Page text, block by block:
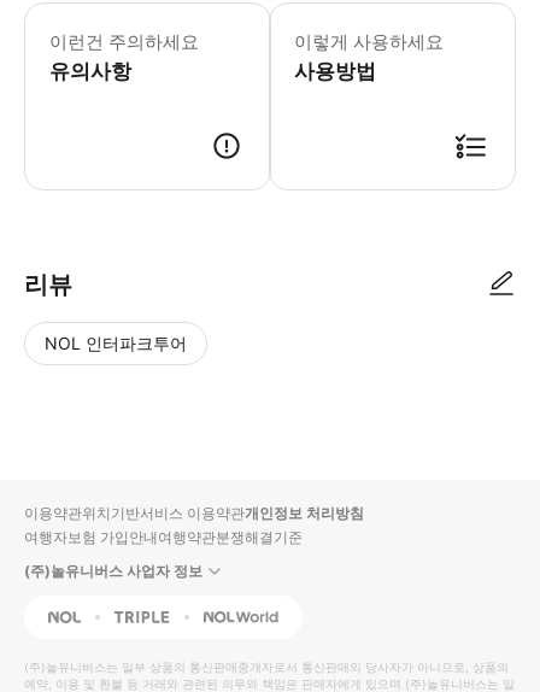
이런건 주의하세요
유의사항
09:00-17:00 (매일, 노동절-현충일)
* 26,000평방피트 규모의 박물관에
- 중요 공지사항: * 관광지에서 시행
이렇게 사용하세요
사용방법
리뷰
NOL 인터파크투어
입니
다.
높
은
동
영
순
상
이용약관위치기반서비스 이용약관개인정보 처리방침
여행자보험 가입안내여행약관분쟁해결기준
(주)놀유니버스 사업자 정보
NOL Triple Interpark Global
(주)놀유니버스는 일부 상품의 통신판매중개자로서 통신판매의 당사자가 아니므로, 상품의
예약, 이용 및 환불 등 거래와 관련된 의무와 책임은 판매자에게 있으며 (주)놀유니버스는 일